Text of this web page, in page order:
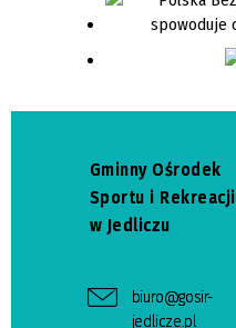
Gminny Ośrodek
Sportu i Rekreacji
w Jedliczu
biuro@gosir-
jedlicze.pl